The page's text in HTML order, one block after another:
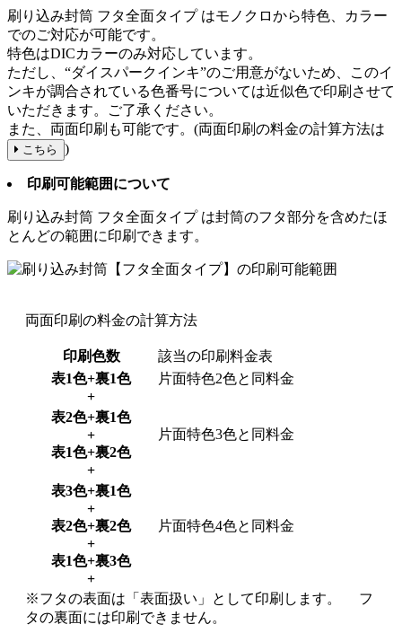
刷り込み封筒 フタ全面タイプはモノクロから特色、カラー
でのご対応が可能です。
特色はDICカラーのみ対応しています。
ただし、“ダイスパークインキ”のご用意がないため、このイ
ンキが調合されている色番号については近似色で印刷させて
いただきます。ご了承ください。
また、両面印刷も可能です。(両面印刷の料金の計算方法は
こちら )
印刷可能範囲について
刷り込み封筒 フタ全面タイプは封筒のフタ部分を含めたほ
とんどの範囲に印刷できます。
両面印刷の料金の計算方法
印刷色数
該当の印刷料金表
表1色+裏1色
+
片面特色2色と同料金
表2色+裏1色
+
表1色+裏2色
+
片面特色3色と同料金
表3色+裏1色
+
表2色+裏2色
+
表1色+裏3色
+
片面特色4色と同料金
※フタの表面は「表面扱い」として印刷します。 フ
タの裏面には印刷できません。